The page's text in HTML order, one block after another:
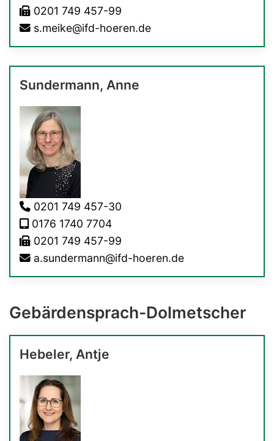
0201 749 457-99
s.meike@ifd-hoeren.de
Sundermann, Anne
0201 749 457-30
0176 1740 7704
0201 749 457-99
a.sundermann@ifd-hoeren.de
Gebärdensprach-Dolmetscher
Hebeler, Antje